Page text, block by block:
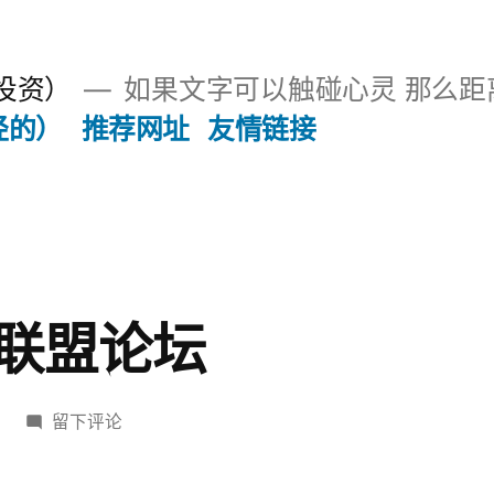
）
如果文字可以触碰心灵 那么
）
推荐网址 友情链接
盟论坛
于
留下评论